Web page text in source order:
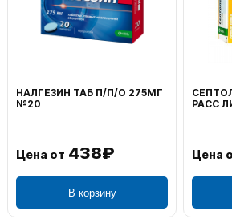
НАЛГЕЗИН ТАБ П/П/О 275МГ
№20
Цена от 438₽
В корзину
РАСС
Цена